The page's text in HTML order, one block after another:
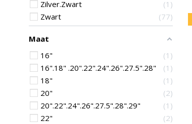
Zilver.Zwart
1
Zwart
77
Maat
16"
1
16".18" .20".22".24".26".27.5".28"
1
18"
1
20"
2
20".22".24".26".27.5".28".29"
1
22"
2